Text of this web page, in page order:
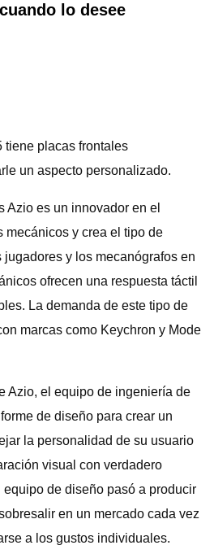
lo desee
tiene placas frontales
un aspecto personalizado.
Azio es un innovador en el
mecánicos y crea el tipo de
y los mecanógrafos en
ofrecen una respuesta táctil
La demanda de este tipo de
marcas como Keychron y Mode
Azio, el equipo de ingeniería de
de diseño para crear un
la personalidad de su usuario
visual con verdadero
de diseño pasó a producir
en un mercado cada vez
a los gustos individuales.